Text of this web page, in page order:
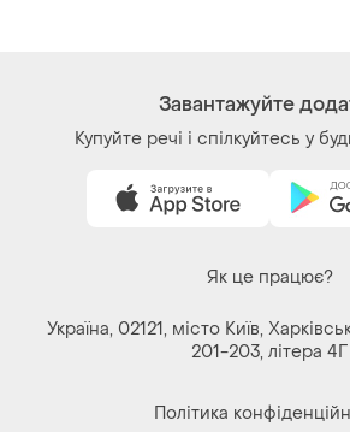
Завантажуйте
Купуйте речі і спілкуйтесь у
Як це працює?
Україна, 02121, місто Київ,
201-203, літера 4Г
Політика